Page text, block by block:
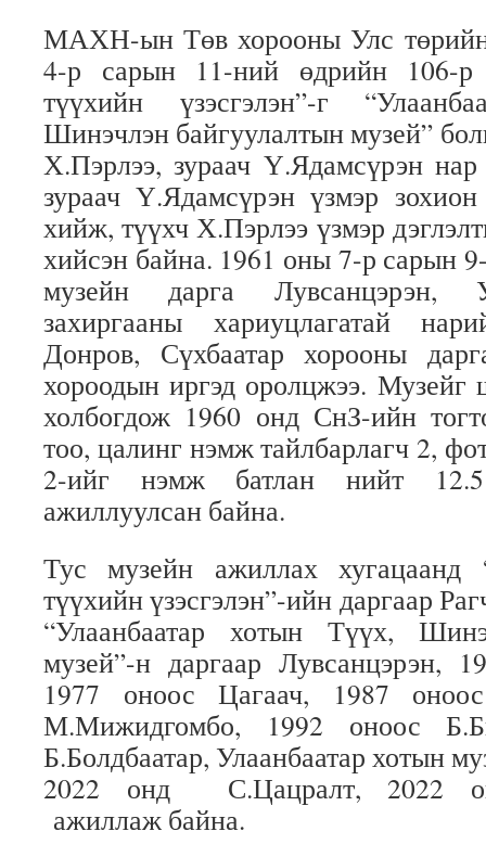
МАХН-ын Төв хорооны Улс
4-р сарын 11-ний өдрийн 106-р
түүхийн үзэсгэлэн”-г
Шинэчлэн байгуулалтын музей”
Х.Пэрлээ, зураач Ү.Ядамсүрэн
зураач Ү.Ядамсүрэн үзмэр зохион
хийж, түүхч Х.Пэрлээ үзмэр
хийсэн байна. 1961 оны 7-р сарын
музейн дарга Лувсанцэрэн,
захиргааны хариуцлагатай
Донров, Сүхбаатар хорооны
хороодын иргэд оролцжээ. Музейг
холбогдож 1960 онд СнЗ-ийн
тоо, цалинг нэмж тайлбарлагч 2,
2-ийг нэмж батлан нийт 12.5
ажиллуулсан байна.
Тус музейн ажиллах хугацаанд
түүхийн үзэсгэлэн”-ийн даргаар
“Улаанбаатар хотын Түүх,
музей”-н даргаар Лувсанцэрэн,
1977 оноос Цагаач, 1987
М.Мижидгомбо, 1992 оноос
Б.Болдбаатар, Улаанбаатар хотын
2022 онд С.Цацралт, 2022
ажиллаж байна.